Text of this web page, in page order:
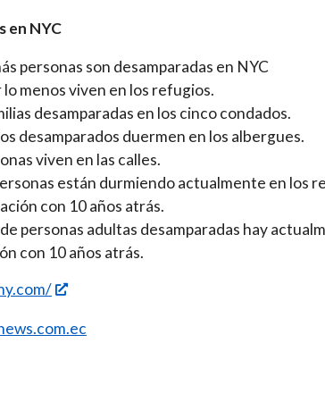
en NYC
personas son desamparadas en NYC
lo menos viven en los refugios.
desamparadas en los cinco condados.
desamparados duermen en los albergues.
viven en las calles.
están durmiendo actualmente en los
con 10 años atrás.
personas adultas desamparadas hay
con 10 años atrás.